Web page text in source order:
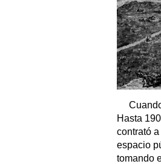
Hasta
contrató
espacio
tomando